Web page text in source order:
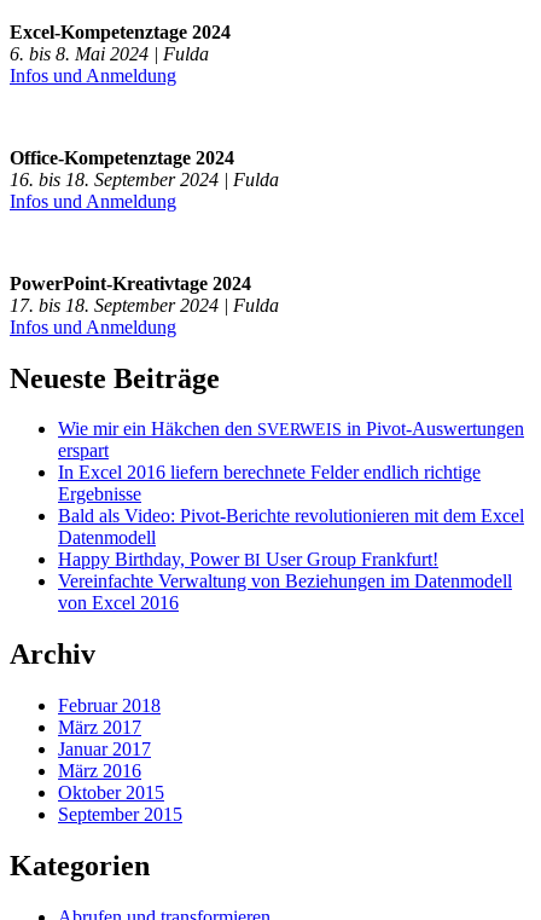
Excel-Kompetenztage 2024
6. bis 8. Mai 2024 | Fulda
Infos und Anmeldung
Office-Kompetenztage 2024
16. bis 18. September 2024 | Fulda
Infos und Anmeldung
PowerPoint-Kreativtage 2024
17. bis 18. September 2024 | Fulda
Infos und Anmeldung
Neueste Beiträge
Wie mir ein Häkchen den SVERWEIS in Pivot-Auswertungen
erspart
In Excel 2016 liefern berechnete Felder endlich richtige
Ergebnisse
Bald als Video: Pivot-Berichte revolutionieren mit dem Excel
Datenmodell
Happy Birthday, PowerBI User Group Frankfurt!
Vereinfachte Verwaltung von Beziehungen im Datenmodell
von Excel 2016
Archiv
Februar 2018
März 2017
Januar 2017
März 2016
Oktober 2015
September 2015
Kategorien